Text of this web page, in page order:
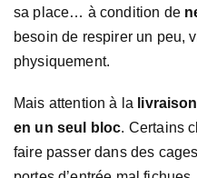
sa place… à condition de
besoin de respirer un peu,
physiquement.
Mais attention à la livraison
en un seul bloc. Certains
faire passer dans des